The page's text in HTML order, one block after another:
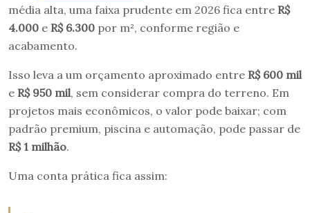
média alta, uma faixa prudente em 2026 fica entre R$
4.000 e R$ 6.300 por m², conforme região e
acabamento.
Isso leva a um orçamento aproximado entre R$ 600 mil
e R$ 950 mil, sem considerar compra do terreno. Em
projetos mais econômicos, o valor pode baixar; com
padrão premium, piscina e automação, pode passar de
R$ 1 milhão.
Uma conta prática fica assim: